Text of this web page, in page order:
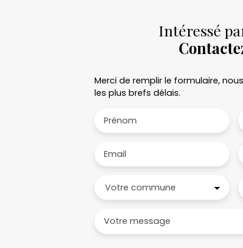
Intéressé
Merci de remplir le formulaire,
les plus brefs délais.
Prénom
Email
Votre commune
Votre message